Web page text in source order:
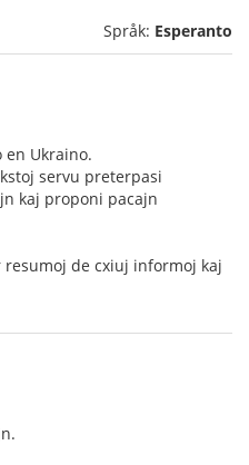
Språk: Esperanto
Ukraino.
servu preterpasi
kaj proponi pacajn
de cxiuj informoj kaj